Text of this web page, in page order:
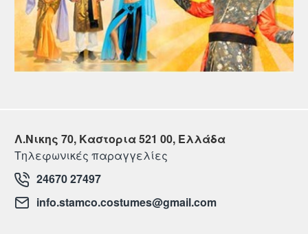
Λ.Νικης 70, Καστορια 521 00, Ελλάδα
Τηλεφωνικές παραγγελίες
24670 27497
info.stamco.costumes@gmail.com